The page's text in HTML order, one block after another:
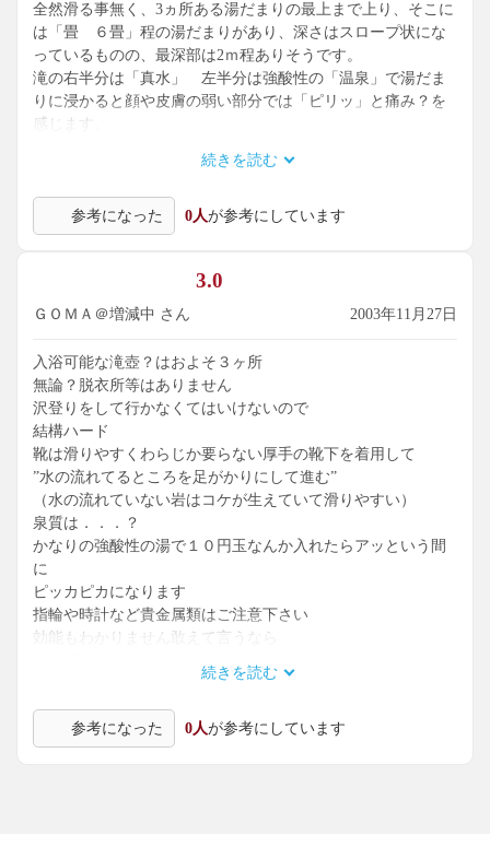
全然滑る事無く、3ヵ所ある湯だまりの最上まで上り、そこに
は「畳 ６畳」程の湯だまりがあり、深さはスロープ状にな
っているものの、最深部は2ｍ程ありそうです。
滝の右半分は「真水」 左半分は強酸性の「温泉」で湯だま
りに浸かると顔や皮膚の弱い部分では「ピリッ」と痛み？を
感じます。
切混浴露天風呂」でした。
たっぷりと楽しんだ後は、怖い思いをしながら崖を下ってお
りましたが、「行きはよいよい、帰りは怖い．．．」
でも、温泉マニアを目指す方には「カムイワッカを知らずし
マニアにはなれないでしょう。
続きを読む
参考になった 0人が参考にしています
3.0
ＧＯＭＡ＠増減中 さん 2003年11月27日
入浴可能な滝壺？はおよそ３ヶ所
無論？脱衣所等はありません
沢登りをして行かなくてはいけないので
結構ハード
靴は滑りやすくわらじか要らない厚手の靴下を着用して
”水の流れてるところを足がかりにして進む”
（水の流れていない岩はコケが生えていて滑りやすい）
泉質は．．．？
かなりの強酸性の湯で１０円玉なんか入れたらアッという間
に
ピッカピカになります
指輪や時計など貴金属類はご注意下さい
効能もわかりません敢えて言うなら
気を付けて行けばそんなに難しくはないが
滑落の危険もあるので後は個人の自己責任で行ってみて下さ
い
続きを読む
参考になった 0人が参考にしています